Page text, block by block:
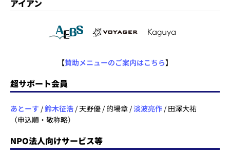
アイアン
【賛助メニューのご案内はこちら】
超サポート会員
あとーす /鈴木征浩 / 天野優 / 的場章 /淡波亮作 / 田澤大祐
（申込順・敬称略）
NPO法人向けサービス等